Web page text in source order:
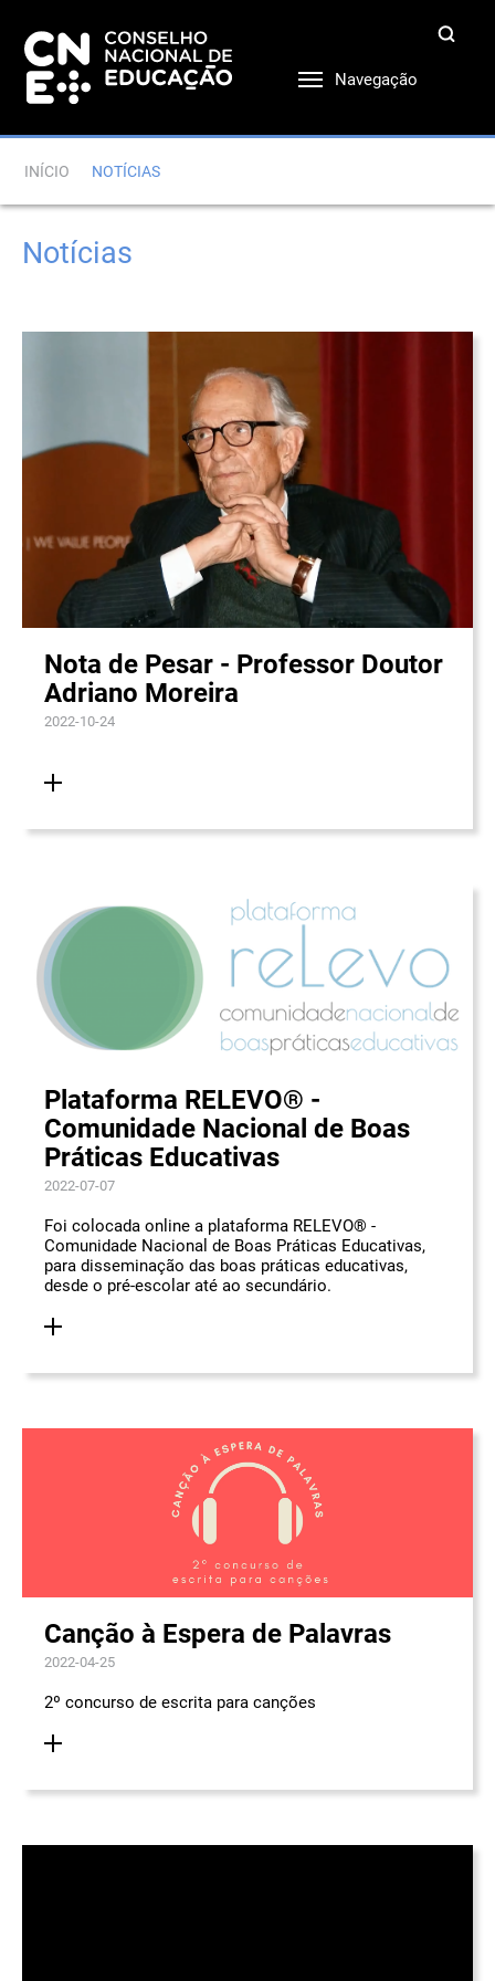
Navegação
INÍCIO NOTÍCIAS
Notícias
Nota de Pesar - Professor Doutor
Adriano Moreira
2022-10-24
Plataforma RELEVO® -
Comunidade Nacional de Boas
Práticas Educativas
2022-07-07
Foi colocada online a plataforma RELEVO® -
Comunidade Nacional de Boas Práticas Educativas,
para disseminação das boas práticas educativas,
desde o pré-escolar até ao secundário.
Canção à Espera de Palavras
2022-04-25
2º concurso de escrita para canções